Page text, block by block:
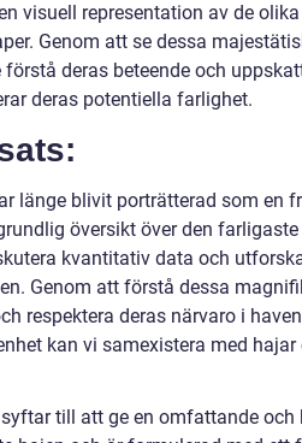
visuell representation av de
Genom att se dessa
förstå deras beteende och
deras potentiella farlighet.
länge blivit porträtterad som en
översikt över den
kvantitativ data och
Genom att förstå dessa
respektera deras närvaro i
kan vi samexistera med
till att ge en omfattande